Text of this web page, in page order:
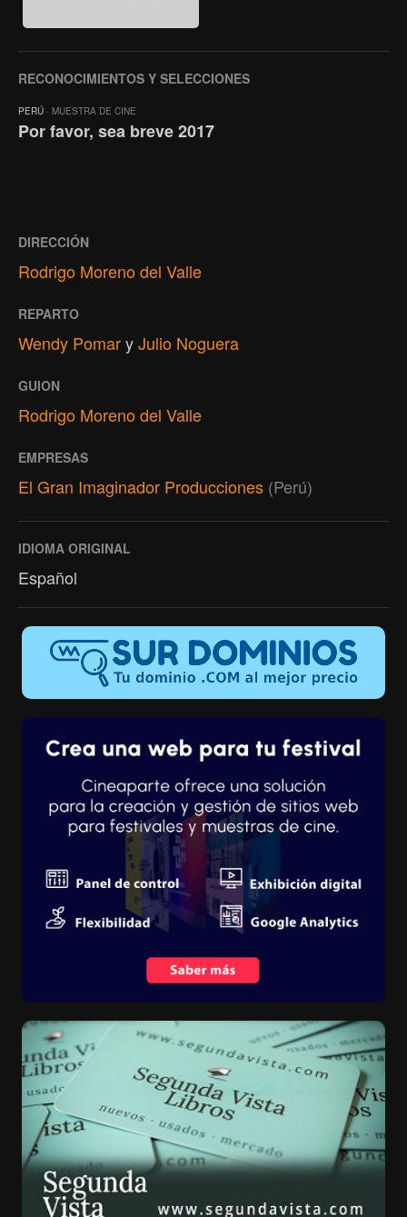
RECONOCIMIENTOS Y SELECCIONES
PERÚ · MUESTRA DE CINE
Por favor, sea breve 2017
DIRECCIÓN
Rodrigo Moreno del Valle
REPARTO
Wendy PomaryJulio Noguera
GUION
Rodrigo Moreno del Valle
EMPRESAS
El Gran Imaginador Producciones (Perú)
IDIOMA ORIGINAL
Español